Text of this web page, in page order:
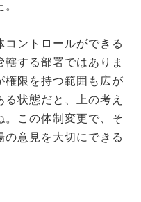
コントロールができる
する部署ではありま
権限を持つ範囲も広が
状態だと、上の考え
。この体制変更で、そ
意見を大切にできる